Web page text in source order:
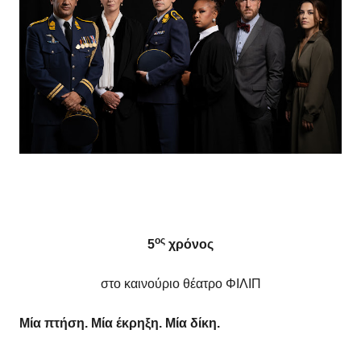
5ος χρόνος
στο καινούριο θέατρο ΦΙΛΙΠ
Μία πτήση. Μία έκρηξη. Μία δίκη.